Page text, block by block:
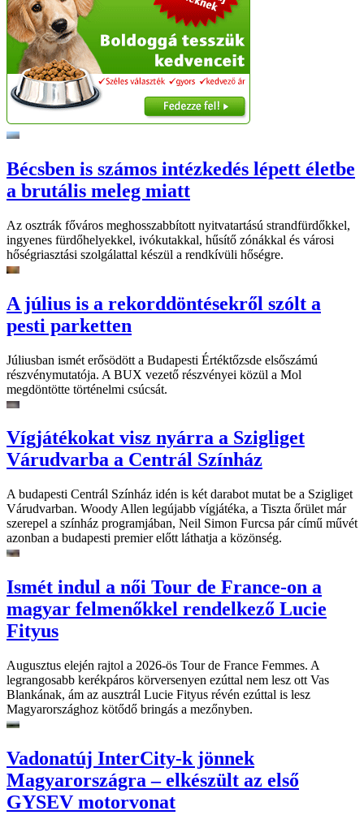
Bécsben is számos intézkedés lépett életbe
a brutális meleg miatt
Az osztrák főváros meghosszabbított nyitvatartású strandfürdőkkel,
ingyenes fürdőhelyekkel, ivókutakkal, hűsítő zónákkal és városi
hőségriasztási szolgálattal készül a rendkívüli hőségre.
A július is a rekorddöntésekről szólt a
pesti parketten
Júliusban ismét erősödött a Budapesti Értéktőzsde elsőszámú
részvénymutatója. A BUX vezető részvényei közül a Mol
megdöntötte történelmi csúcsát.
Vígjátékokat visz nyárra a Szigliget
Várudvarba a Centrál Színház
A budapesti Centrál Színház idén is két darabot mutat be a Szigliget
Várudvarban. Woody Allen legújabb vígjátéka, a Tiszta őrület már
szerepel a színház programjában, Neil Simon Furcsa pár című művét
azonban a budapesti premier előtt láthatja a közönség.
Ismét indul a női Tour de France-on a
magyar felmenőkkel rendelkező Lucie
Fityus
Augusztus elején rajtol a 2026-ös Tour de France Femmes. A
legrangosabb kerékpáros körversenyen ezúttal nem lesz ott Vas
Blankának, ám az ausztrál Lucie Fityus révén ezúttal is lesz
Magyarországhoz kötődő bringás a mezőnyben.
Vadonatúj InterCity-k jönnek
Magyarországra – elkészült az első
GYSEV motorvonat